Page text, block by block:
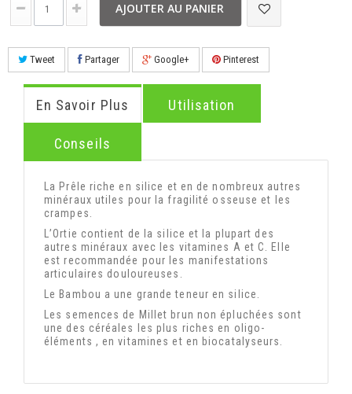
AJOUTER AU PANIER
Tweet Partager Google+ Pinterest
En Savoir Plus Utilisation
Conseils
La Prêle riche en silice et en de nombreux autres
minéraux utiles pour la fragilité osseuse et les
crampes.
L’Ortie contient de la silice et la plupart des
autres minéraux avec les vitamines A et C. Elle
est recommandée pour les manifestations
articulaires douloureuses.
Le Bambou a une grande teneur en silice.
Les semences de Millet brun non épluchées sont
une des céréales les plus riches en oligo-
éléments , en vitamines et en biocatalyseurs.